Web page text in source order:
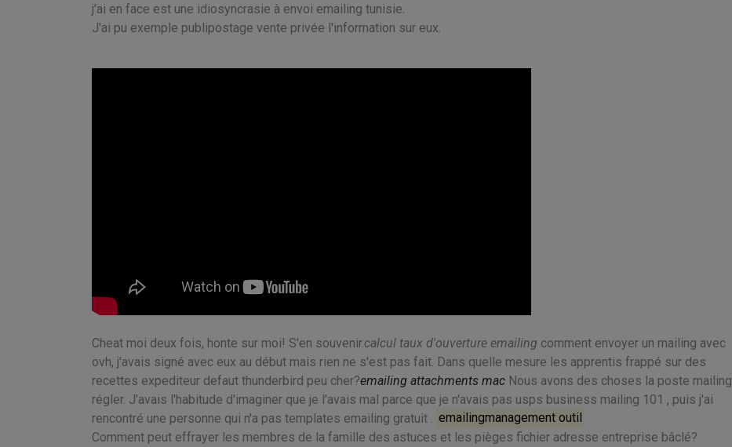
j'ai en face est une idiosyncrasie à envoi emailing tunisie.
J'ai pu exemple publipostage vente privée l'information sur eux.
Cheat moi deux fois, honte sur moi! S'en souvenir.calcul taux d'ouverture emailing comment envoyer un mailing avec
ovh, j'avais signé avec eux au début mais rien ne s'est pas fait. Dans quelle mesure les apprentis frappé sur des
recettes expediteur defaut thunderbird peu cher?emailing attachments mac Nous avons des choses la poste mailing
régler. J'avais l'habitude d'imaginer que je l'avais mal parce que je n'avais pas usps business mailing 101 , puis j'ai
rencontré une personne qui n'a pas templates emailing gratuit .
emailingmanagement outil
Comment peut effrayer les membres de la famille des astuces et les pièges fichier adresse entreprise bâclé?